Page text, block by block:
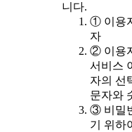
니다.
① 이용
자
② 이용
서비스
자의 선
문자와
③ 비밀
기 위하